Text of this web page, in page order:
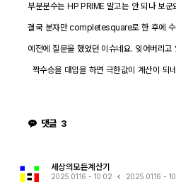
부분분수는 HP PRIME 말고는 안 되나 보군
결국 분자만 completesquare로 한 후에 수
예전에 질문을 했었던 이슈네요. 잊어버리고
댓글 3
세상의모든계산기
2025.01.16 - 10:02 2025.01.16 -